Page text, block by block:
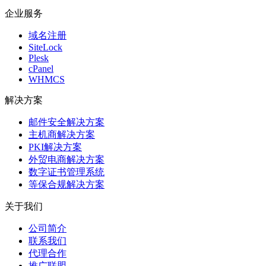
企业服务
域名注册
SiteLock
Plesk
cPanel
WHMCS
解决方案
邮件安全解决方案
主机商解决方案
PKI解决方案
外贸电商解决方案
数字证书管理系统
等保合规解决方案
关于我们
公司简介
联系我们
代理合作